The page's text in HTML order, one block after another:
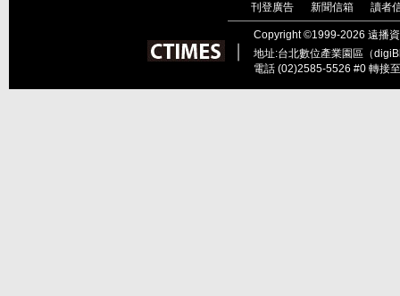
刊登廣告 新聞信箱 讀者
︱
Copyright ©1999-2026 遠播
地址:台北數位產業園區（
電話 (02)2585-5526 #0 轉接